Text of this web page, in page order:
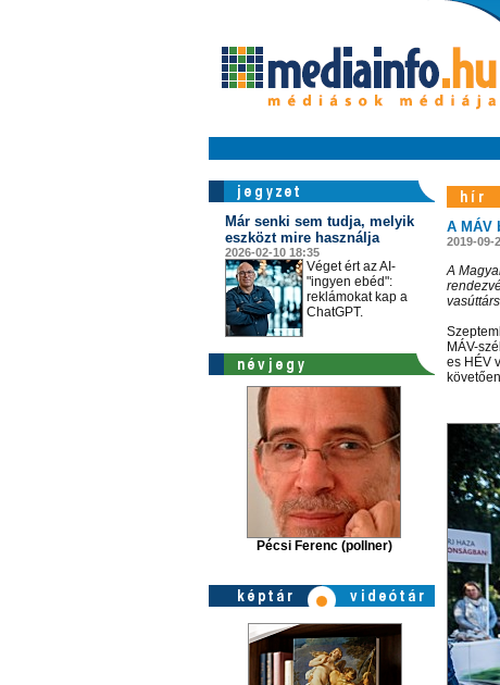
Már senki sem tudja, melyik
eszközt mire használja
2026-02-10 18:35
Véget ért az AI-
"ingyen ebéd":
reklámokat kap a
ChatGPT.
Pécsi Ferenc (pollner)
A MÁV
2019-09-
A
MÁV-
es HÉV